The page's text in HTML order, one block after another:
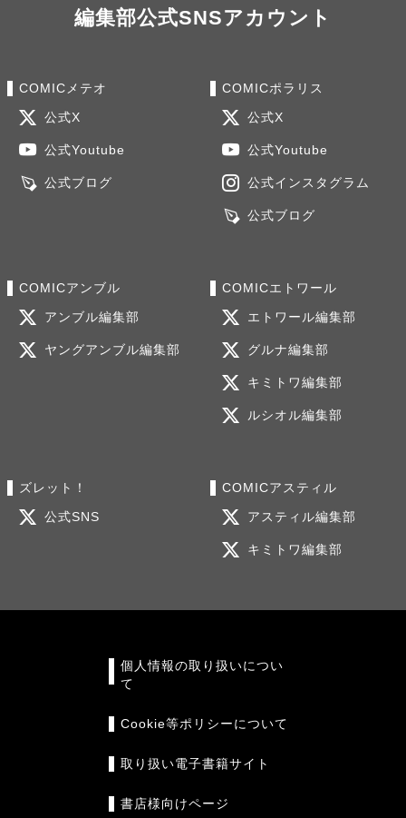
編集部公式SNSアカウント
COMICメテオ
公式X
公式Youtube
公式ブログ
COMICポラリス
公式X
公式Youtube
公式インスタグラム
公式ブログ
COMICアンブル
アンブル編集部
ヤングアンブル編集部
COMICエトワール
エトワール編集部
グルナ編集部
キミトワ編集部
ルシオル編集部
ズレット！
公式SNS
COMICアスティル
アスティル編集部
キミトワ編集部
個人情報の取り扱いについ
て
Cookie等ポリシーについて
取り扱い電子書籍サイト
書店様向けページ